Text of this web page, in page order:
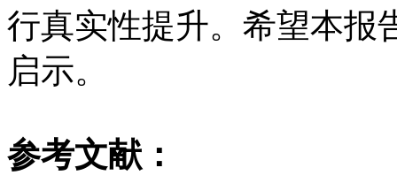
行真实性提升。希望本报
启示。
参考文献：